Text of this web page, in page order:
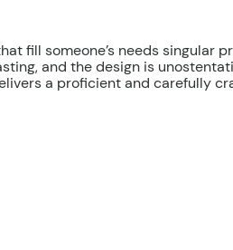
fill someone’s needs singular
and the design is
a proficient and carefully